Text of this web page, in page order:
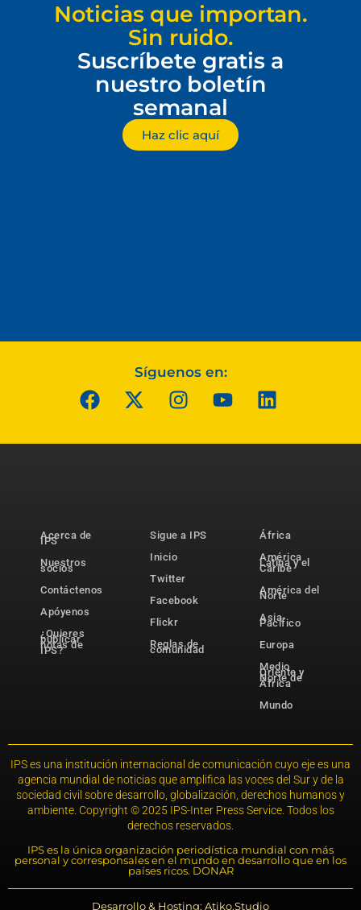
Noticias que importan.
Sin ruido.
Suscríbete gratis a
nuestro boletín
semanal
Haz clic aquí
Síguenos en:
Acerca de
IPS
Nuestros
socios
Contáctenos
Apóyenos
¿Quieres
publicar
notas de
IPS?
Sigue a IPS
Inicio
Twitter
Facebook
Flickr
Reglas de
comunidad
África
América
Latina y el
Caribe
América del
Norte
Asia-
Pacífico
Europa
Medio
Oriente y
Norte de
África
Mundo
IPS es una institución internacional de comunicación cuyo eje es una
agencia mundial de noticias que amplifica las voces del Sur y de la
sociedad civil sobre desarrollo, globalización, derechos humanos y
ambiente. Copyright © 2025 IPS-Inter Press Service. Todos los
derechos reservados.
IPS es la única organización periodística mundial con más
personal y corresponsales en el mundo en desarrollo que en los
países ricos. DONAR
Desarrollo & Hosting: Atiko.Studio